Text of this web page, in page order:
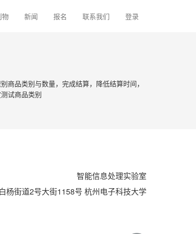
物 新闻 报名 联系我们 登录
商品类别与数量，完成结算，降低结算时间，
试商品类别
智能信息处理实验室
杨街道2号大街1158号 杭州电子科技大学